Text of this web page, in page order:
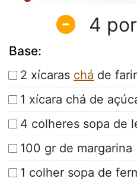
4
Base:
2 xícaras chá de
1 xícara chá de
4 colheres sopa de
100 gr de margarina
1 colher sopa de